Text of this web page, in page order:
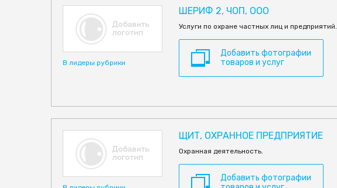
В лидеры рубрики
ШЕРИФ 2, ЧОП, ООО
Услуги по охране частных лиц и предприятий.
Добавить фотографии
товаров и услуг
ЩИТ, ОХРАННОЕ ПРЕДПРИЯТИЕ
Охранная деятельность.
Добавить фотографии